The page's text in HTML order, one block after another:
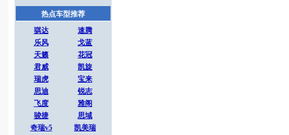
热点车型推荐
骐达
速腾
乐风
戈蓝
天籁
花冠
君威
凯旋
瑞虎
宝来
思迪
锐志
飞度
雅阁
骏捷
思域
奇瑞v5
凯美瑞